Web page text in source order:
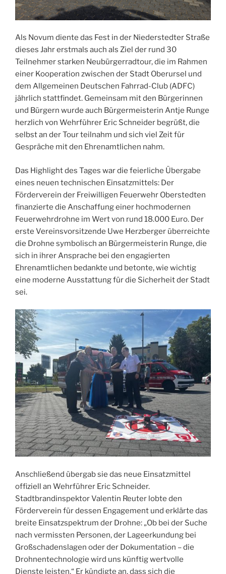
Als Novum diente das Fest in der Niederstedter Straße
dieses Jahr erstmals auch als Ziel der rund 30
Teilnehmer starken Neubürgerradtour, die im Rahmen
einer Kooperation zwischen der Stadt Oberursel und
dem Allgemeinen Deutschen Fahrrad-Club (ADFC)
jährlich stattfindet. Gemeinsam mit den Bürgerinnen
und Bürgern wurde auch Bürgermeisterin Antje Runge
herzlich von Wehrführer Eric Schneider begrüßt, die
selbst an der Tour teilnahm und sich viel Zeit für
Gespräche mit den Ehrenamtlichen nahm.
Das Highlight des Tages war die feierliche Übergabe
eines neuen technischen Einsatzmittels: Der
Förderverein der Freiwilligen Feuerwehr Oberstedten
finanzierte die Anschaffung einer hochmodernen
Feuerwehrdrohne im Wert von rund 18.000 Euro. Der
erste Vereinsvorsitzende Uwe Herzberger überreichte
die Drohne symbolisch an Bürgermeisterin Runge, die
sich in ihrer Ansprache bei den engagierten
Ehrenamtlichen bedankte und betonte, wie wichtig
eine moderne Ausstattung für die Sicherheit der Stadt
sei.
Anschließend übergab sie das neue Einsatzmittel
offiziell an Wehrführer Eric Schneider.
Stadtbrandinspektor Valentin Reuter lobte den
Förderverein für dessen Engagement und erklärte das
breite Einsatzspektrum der Drohne: „Ob bei der Suche
nach vermissten Personen, der Lageerkundung bei
Großschadenslagen oder der Dokumentation – die
Drohnentechnologie wird uns künftig wertvolle
Dienste leisten.“ Er kündigte an, dass sich die